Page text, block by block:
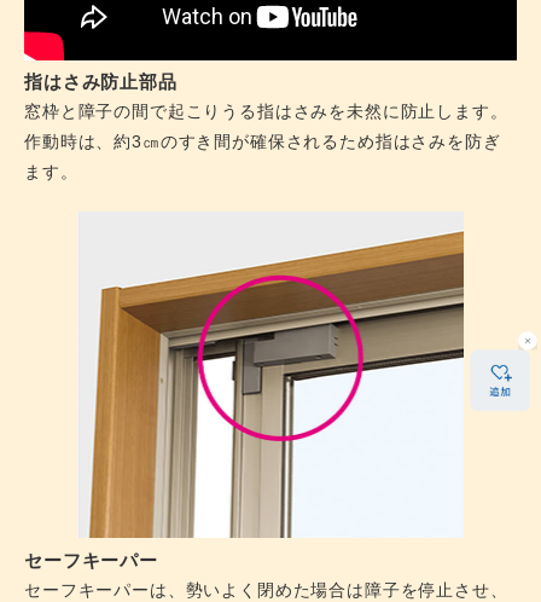
指はさみ防止部品
窓枠と障子の間で起こりうる指はさみを未然に防止します。
作動時は、約3㎝のすき間が確保されるため指はさみを防ぎ
ます。
セーフキーパー
セーフキーパーは、勢いよく閉めた場合は障子を停止させ、